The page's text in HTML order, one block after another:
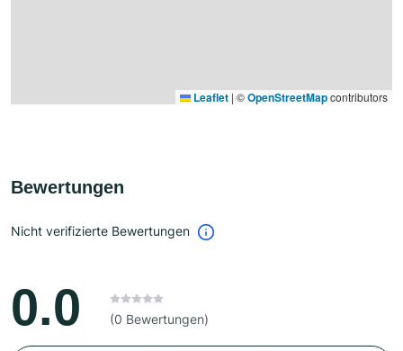
Leaflet | ©OpenStreetMapcontributors
Bewertungen
Nicht verifizierte Bewertungen
0.0 (0 Bewertungen)